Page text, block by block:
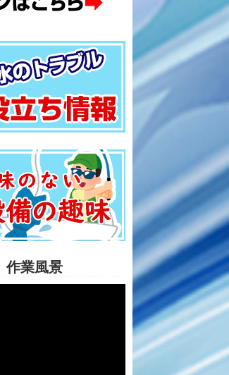
作業風景